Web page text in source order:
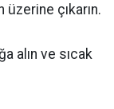
çıkarın.
alın ve sıcak